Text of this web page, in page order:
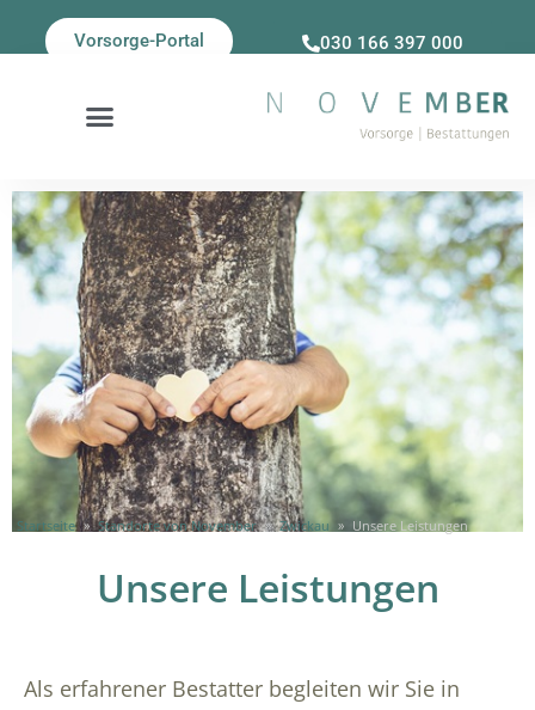
Vorsorge-Portal 030 166 397 000
Startseite » Standorte von November » Zwickau » Unsere Leistungen
Unsere Leistungen
Als erfahrener Bestatter begleiten wir Sie in